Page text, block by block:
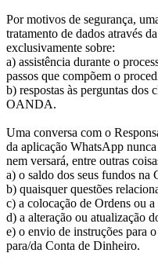
Por motivos de segurança,
tratamento de dados através
exclusivamente sobre:
a) assistência durante o
passos que compõem o
b) respostas às perguntas dos
OANDA.
Uma conversa com o
da aplicação WhatsApp
nem versará, entre outras
a) o saldo dos seus fundos na
b) quaisquer questões
c) a colocação de Ordens ou
d) a alteração ou atualização
e) o envio de instruções para
para/da Conta de Dinheiro.